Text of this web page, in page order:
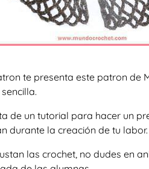
te presenta este patron de
de un tutorial para hacer un
durante la creación de tu labor.
las crochet, no dudes en